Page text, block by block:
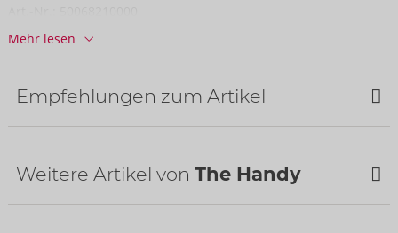
Barcode: 7090053280149 (EAN-13)
Verfügbarkeit
nächste Lieferung:48/2026
Mehr lesen
Empfehlungen zum Artikel
Weitere Artikel von The Handy